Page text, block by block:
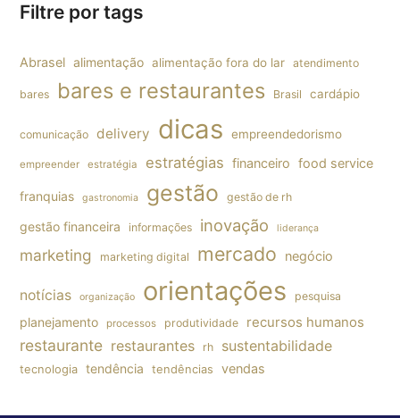
Filtre por tags
Abrasel alimentação alimentação fora do lar atendimento
bares bares e restaurantes Brasil cardápio
comunicação delivery dicas empreendedorismo
empreender estratégia estratégias financeiro food service
franquias gastronomia gestão gestão de rh
gestão financeira informações inovação liderança
marketing marketing digital mercado negócio
notícias organização orientações pesquisa
planejamento processos produtividade recursos humanos
restaurante restaurantes rh sustentabilidade
tecnologia tendência tendências vendas